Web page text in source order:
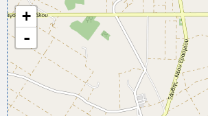
+
-